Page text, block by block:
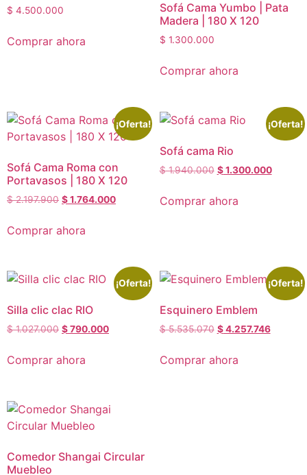
$ 4.500.000
Comprar ahora
Sofá Cama Yumbo | Pata
Madera | 180 X 120
$ 1.300.000
Comprar ahora
¡Oferta!
Sofá Cama Roma con
Portavasos | 180 X 120
$2.197.900 $1.764.000
Comprar ahora
¡Oferta!
Sofá cama Rio
$1.940.000 $1.300.000
Comprar ahora
¡Oferta!
Silla clic clac RIO
$1.027.000 $790.000
Comprar ahora
¡Oferta!
Esquinero Emblem
$5.535.070 $4.257.746
Comprar ahora
Comedor Shangai Circular
Muebleo